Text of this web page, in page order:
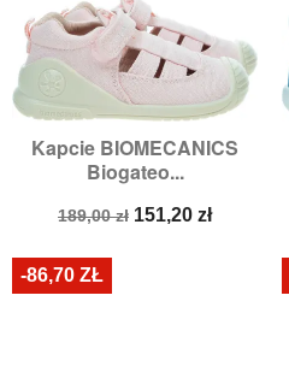
Kapcie BIOMECANICS
Biogateo...
Cena
189,00 zł Cena
151,20 zł
-86,70 ZŁ